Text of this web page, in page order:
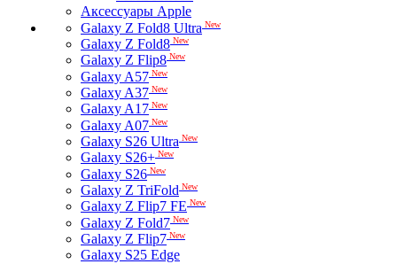
Аксессуары Apple
Galaxy Z Fold8 Ultra New
Galaxy Z Fold8 New
Galaxy Z Flip8 New
Galaxy A57 New
Galaxy A37 New
Galaxy A17 New
Galaxy A07 New
Galaxy S26 Ultra New
Galaxy S26+ New
Galaxy S26 New
Galaxy Z TriFold New
Galaxy Z Flip7 FE New
Galaxy Z Fold7 New
Galaxy Z Flip7 New
Galaxy S25 Edge